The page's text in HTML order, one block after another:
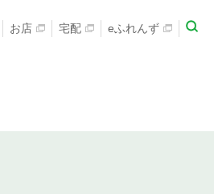
お店 宅配 eふれんず